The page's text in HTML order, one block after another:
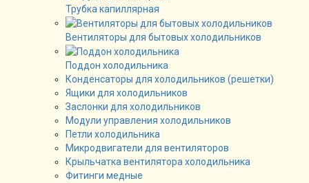
Трубка капиллярная
Вентиляторы для бытовых холодильников
Поддон холодильника
Конденсаторы для холодильников (решетки)
Ящики для холодильников
Заслонки для холодильников
Модули управления холодильников
Петли холодильника
Микродвигатели для вентиляторов
Крыльчатка вентилятора холодильника
Фитинги медные